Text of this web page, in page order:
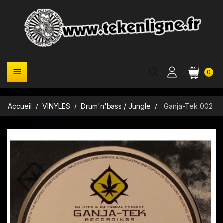
0

Accueil VINYLES Drum'n'bass / Jungle Ganja-Tek 002